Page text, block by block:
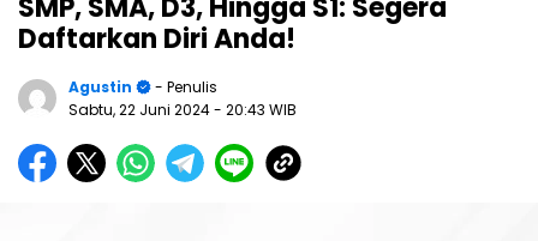
SMP, SMA, D3, Hingga S1: Segera
Daftarkan Diri Anda!
Agustin
- Penulis
Sabtu, 22 Juni 2024- 20:43 WIB